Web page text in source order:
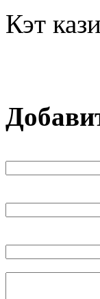
Кэт